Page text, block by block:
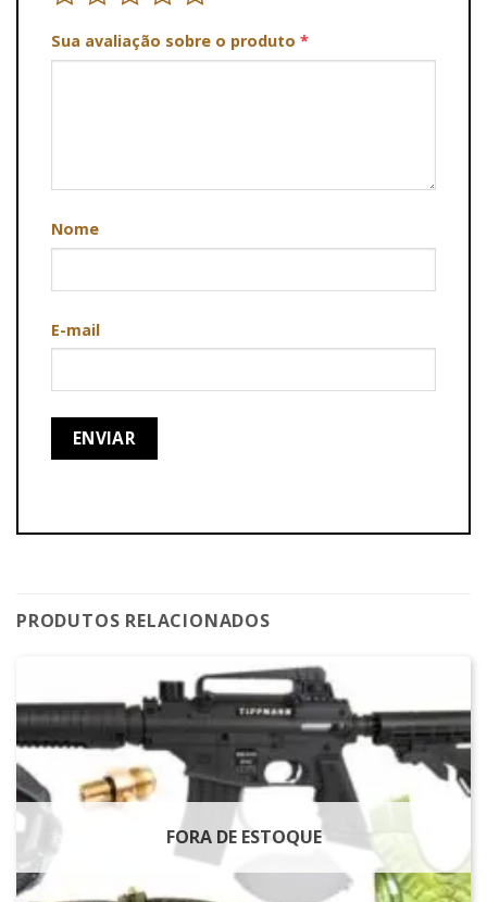
Sua avaliação sobre o produto *
Nome
E-mail
PRODUTOS RELACIONADOS
FORA DE ESTOQUE